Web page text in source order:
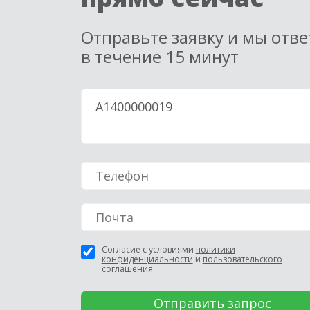
Отправьте заявку и мы
в течение 15 минут
Согласие с условиями политики
конфиденциальности и пользовательского
соглашения